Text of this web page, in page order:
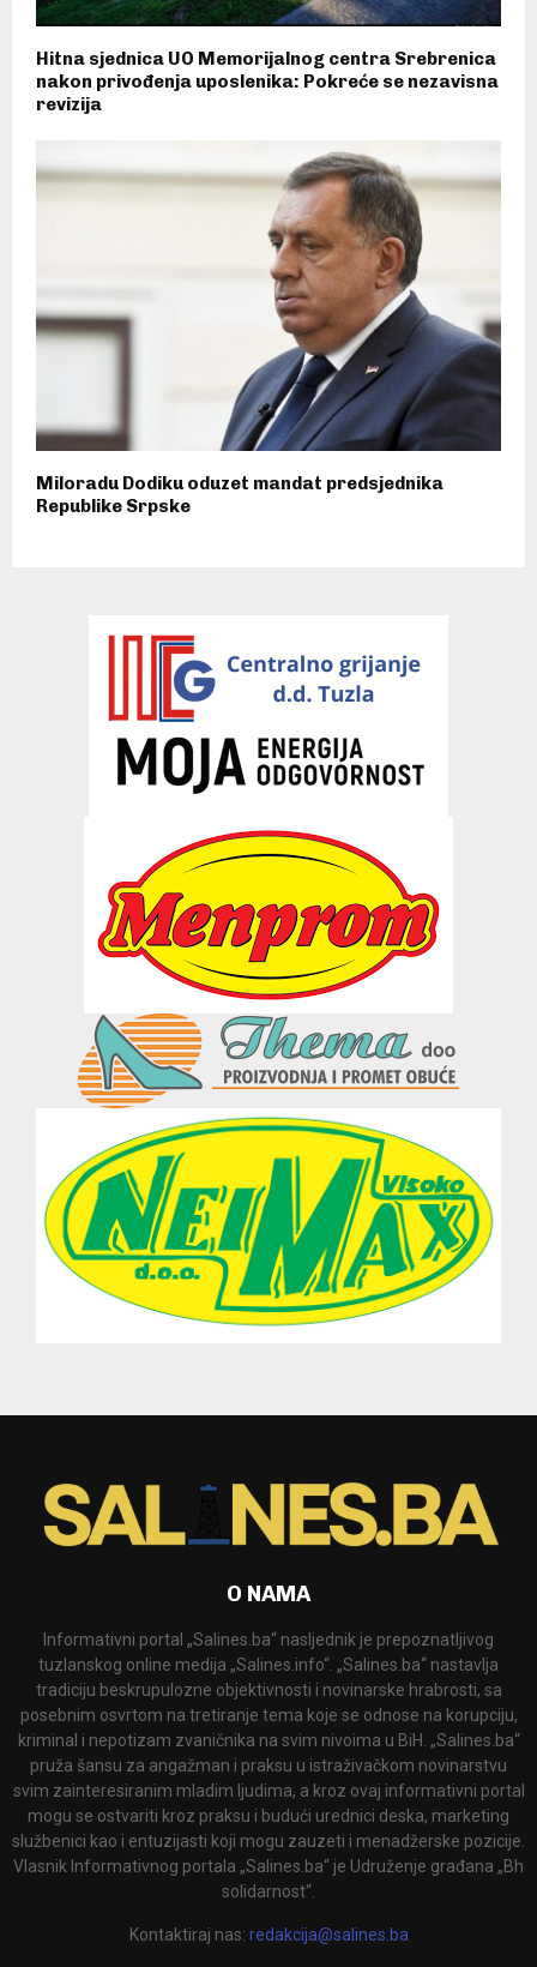
Hitna sjednica UO Memorijalnog centra Srebrenica
nakon privođenja uposlenika: Pokreće se nezavisna
revizija
Miloradu Dodiku oduzet mandat predsjednika
Republike Srpske
O NAMA
Informativni portal „Salines.ba“ nasljednik je prepoznatljivog
tuzlanskog online medija „Salines.info“. „Salines.ba“ nastavlja
tradiciju beskrupulozne objektivnosti i novinarske hrabrosti, sa
posebnim osvrtom na tretiranje tema koje se odnose na korupciju,
kriminal i nepotizam zvaničnika na svim nivoima u BiH. „Salines.ba“
pruža šansu za angažman i praksu u istraživačkom novinarstvu
svim zainteresiranim mladim ljudima, a kroz ovaj informativni portal
mogu se ostvariti kroz praksu i budući urednici deska, marketing
službenici kao i entuzijasti koji mogu zauzeti i menadžerske pozicije.
Vlasnik Informativnog portala „Salines.ba“ je Udruženje građana „Bh
solidarnost“.
Kontaktiraj nas: redakcija@salines.ba